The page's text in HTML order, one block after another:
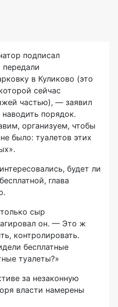
подписал
передали
в Куликово (это
сейчас
частью), — заявил
порядок.
организуем, чтобы
было: туалетов этих
будет ли
глава
сыр
он. — Это ж
контролировать.
бесплатные
туалеты?»
за незаконную
власти намерены